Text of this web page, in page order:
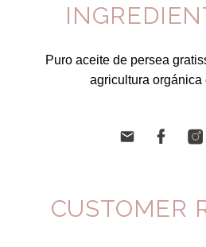
Puro aceite de persea
agricultura orgánica
CUSTOMER